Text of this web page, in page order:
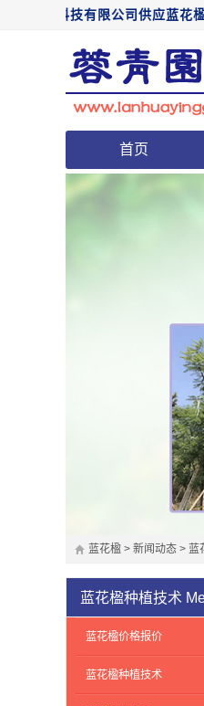
业科技有限公司供应蓝花楹树
首页
蓝花楹 > 新闻动态 > 蓝
蓝花楹种植技术
蓝花楹价格报价
蓝花楹种植技术